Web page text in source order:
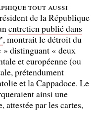
tout aussi
de la République
entretien publié dans
, montrait le détroit du
» distinguant « deux
et européenne (ou
prétendument
et la Cappadoce. Le
ainsi une
par les cartes,